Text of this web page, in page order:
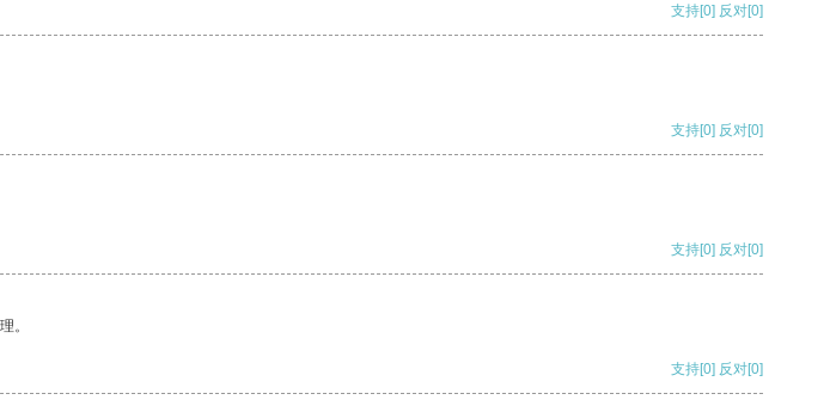
支持[0] 反对[0]
支持[0] 反对[0]
支持[0] 反对[0]
。
支持[0] 反对[0]